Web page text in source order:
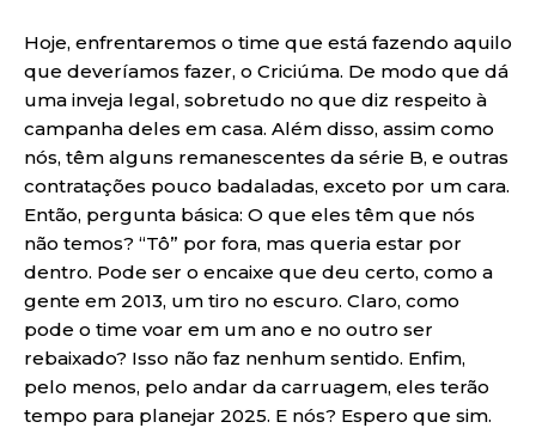
Hoje, enfrentaremos o time que está fazendo aquilo
que deveríamos fazer, o Criciúma. De modo que dá
uma inveja legal, sobretudo no que diz respeito à
campanha deles em casa. Além disso, assim como
nós, têm alguns remanescentes da série B, e outras
contratações pouco badaladas, exceto por um cara.
Então, pergunta básica: O que eles têm que nós
não temos? “Tô” por fora, mas queria estar por
dentro. Pode ser o encaixe que deu certo, como a
gente em 2013, um tiro no escuro. Claro, como
pode o time voar em um ano e no outro ser
rebaixado? Isso não faz nenhum sentido. Enfim,
pelo menos, pelo andar da carruagem, eles terão
tempo para planejar 2025. E nós? Espero que sim.